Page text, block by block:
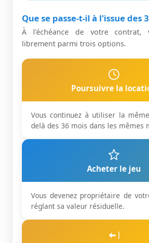
Que se passe-t-il à l'issue des
À l'échéance de votre contrat,
librement parmi trois options.
Poursuivre la
Vous continuez à utiliser la
delà des 36 mois dans les mêmes
Acheter le jeu
Vous devenez propriétaire de
réglant sa valeur résiduelle.